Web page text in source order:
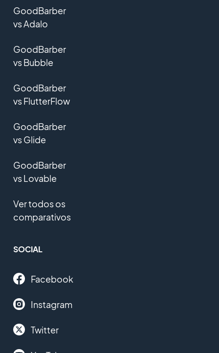
GoodBarber
vs Adalo
GoodBarber
vs Bubble
GoodBarber
vs FlutterFlow
GoodBarber
vs Glide
GoodBarber
vs Lovable
Ver todos os
comparativos
SOCIAL
Facebook
Instagram
Twitter